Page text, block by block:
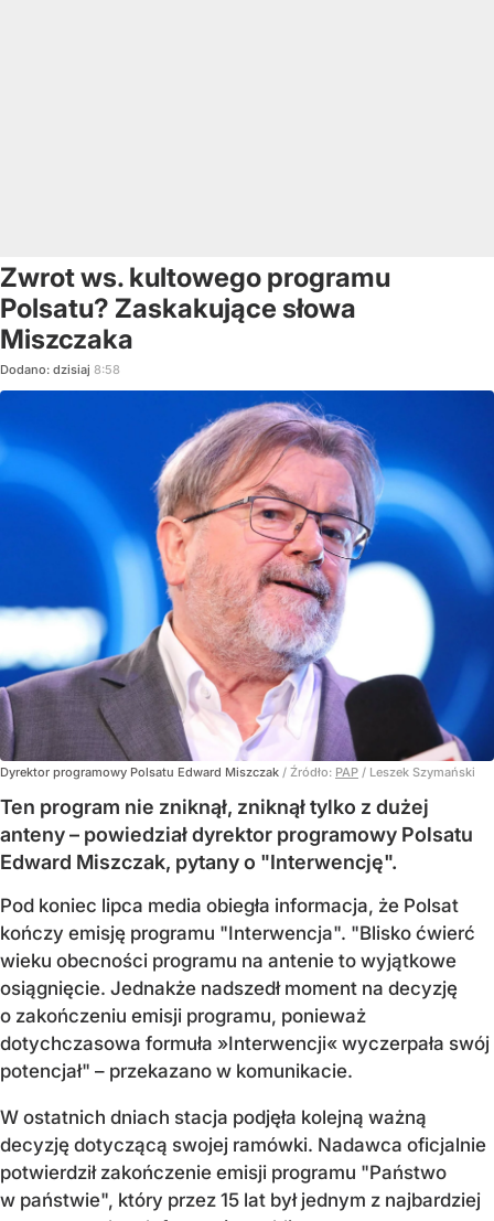
Zwrot ws. kultowego programu
Polsatu? Zaskakujące słowa
Miszczaka
Dodano: dzisiaj 8:58
Dyrektor programowy Polsatu Edward Miszczak / Źródło: PAP / Leszek Szymański
Ten program nie zniknął, zniknął tylko z dużej
anteny – powiedział dyrektor programowy Polsatu
Edward Miszczak, pytany o "Interwencję".
Pod koniec lipca media obiegła informacja, że Polsat
kończy emisję programu "Interwencja". "Blisko ćwierć
wieku obecności programu na antenie to wyjątkowe
osiągnięcie. Jednakże nadszedł moment na decyzję
o zakończeniu emisji programu, ponieważ
dotychczasowa formuła »Interwencji« wyczerpała swój
potencjał" – przekazano w komunikacie.
W ostatnich dniach stacja podjęła kolejną ważną
decyzję dotyczącą swojej ramówki. Nadawca oficjalnie
potwierdził zakończenie emisji programu "Państwo
w państwie", który przez 15 lat był jednym z najbardziej